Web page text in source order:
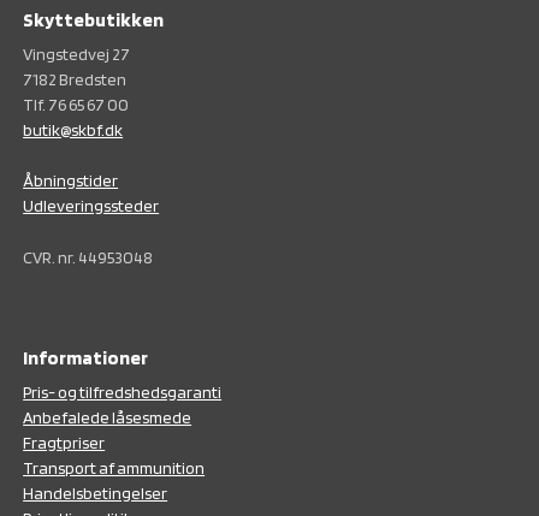
Skyttebutikken
Vingstedvej 27
7182 Bredsten
Tlf. 76 65 67 00
butik@skbf.dk
Åbningstider
Udleveringssteder
CVR. nr. 44953048
Informationer
Pris- og tilfredshedsgaranti
Anbefalede låsesmede
Fragtpriser
Transport af ammunition
Handelsbetingelser